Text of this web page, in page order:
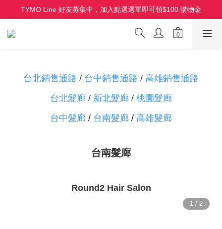
HOLO 3D 水潤離子夾 全新上市 首批限量
TYMO Line 好友募集中，加入點選選單即可領$100 購物金
HOLO 3D 水潤離子夾 全新上市 首批限量
台北銷售通路 / 台中銷售通路 / 高雄銷售通路
台北髮廊 / 新北髮廊 / 桃園髮廊
台中髮廊 / 台南髮廊 / 高雄髮廊
台南髮廊
Round2 Hair Salon